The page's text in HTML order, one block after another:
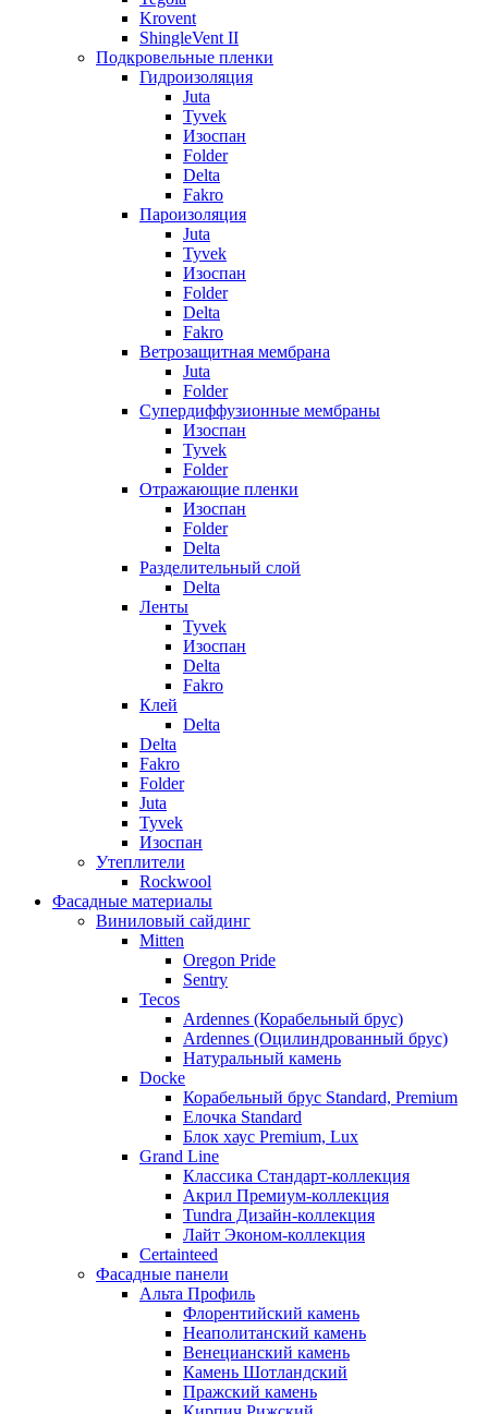
Krovent
ShingleVent II
Подкровельные пленки
Гидроизоляция
Juta
Tyvek
Изоспан
Folder
Delta
Fakro
Пароизоляция
Juta
Tyvek
Изоспан
Folder
Delta
Fakro
Ветрозащитная мембрана
Juta
Folder
Супердиффузионные мембраны
Изоспан
Tyvek
Folder
Отражающие пленки
Изоспан
Folder
Delta
Разделительный слой
Delta
Ленты
Tyvek
Изоспан
Delta
Fakro
Клей
Delta
Delta
Fakro
Folder
Juta
Tyvek
Изоспан
Утеплители
Rockwool
Фасадные материалы
Виниловый сайдинг
Mitten
Oregon Pride
Sentry
Tecos
Ardennes (Корабельный брус)
Ardennes (Оцилиндрованный брус)
Натуральный камень
Docke
Корабельный брус Standard, Premium
Елочка Standard
Блок хаус Premium, Lux
Grand Line
Классика Стандарт-коллекция
Акрил Премиум-коллекция
Tundra Дизайн-коллекция
Лайт Эконом-коллекция
Certainteed
Фасадные панели
Альта Профиль
Флорентийский камень
Неаполитанский камень
Венецианский камень
Камень Шотландский
Пражский камень